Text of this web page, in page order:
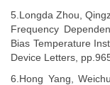
5. Longda Zhou,
Frequency
Bias Temperature
Device Letters,
6. Hong Yang,